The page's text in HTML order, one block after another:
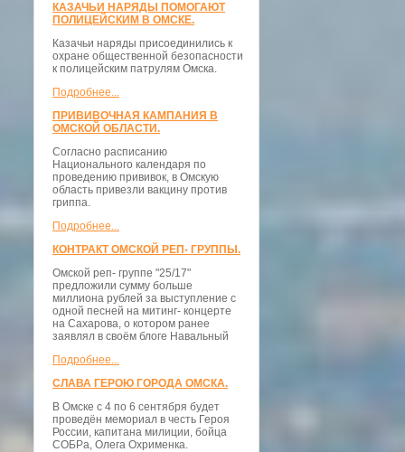
КАЗАЧЬИ НАРЯДЫ ПОМОГАЮТ
ПОЛИЦЕЙСКИМ В ОМСКЕ.
Казачьи наряды присоединились к
охране общественной безопасности
к полицейским патрулям Омска.
Подробнее...
ПРИВИВОЧНАЯ КАМПАНИЯ В
ОМСКОЙ ОБЛАСТИ.
Согласно расписанию
Национального календаря по
проведению прививок, в Омскую
область привезли вакцину против
гриппа.
Подробнее...
КОНТРАКТ ОМСКОЙ РЕП- ГРУППЫ.
Омской реп- группе "25/17"
предложили сумму больше
миллиона рублей за выступление с
одной песней на митинг- концерте
на Сахарова, о котором ранее
заявлял в своём блоге Навальный
Подробнее...
СЛАВА ГЕРОЮ ГОРОДА ОМСКА.
В Омске с 4 по 6 сентября будет
проведён мемориал в честь Героя
России, капитана милиции, бойца
СОБРа, Олега Охрименка.